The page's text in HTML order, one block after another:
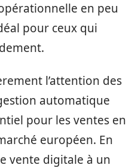
en peu
pour ceux qui
l’attention des
automatique
pour les ventes en
européen. En
vente digitale à un